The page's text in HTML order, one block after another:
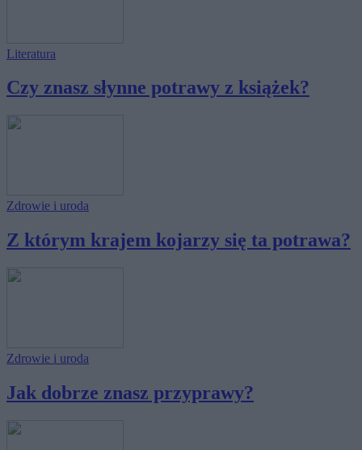
Literatura
Czy znasz słynne potrawy z książek?
Zdrowie i uroda
Z którym krajem kojarzy się ta potrawa?
Zdrowie i uroda
Jak dobrze znasz przyprawy?